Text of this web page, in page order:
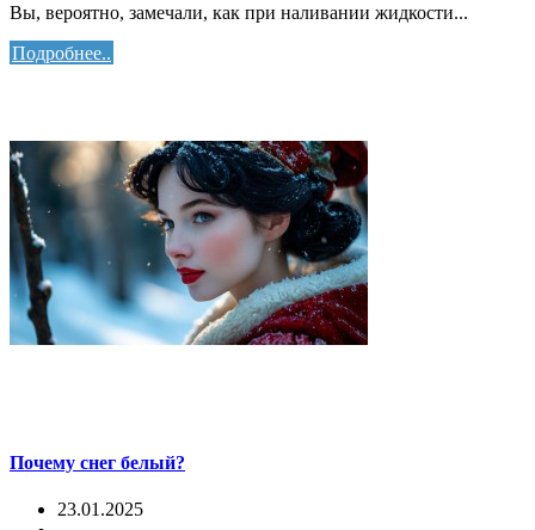
Вы, вероятно, замечали, как при наливании жидкости...
Подробнее..
Почему снег белый?
23.01.2025